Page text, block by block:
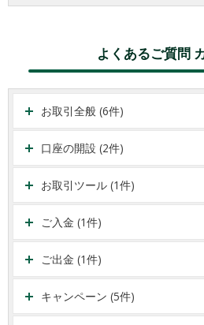
よくあるご質問
お取引全般 (6件)
口座の開設 (2件)
お取引ツール (1件)
ご入金 (1件)
ご出金 (1件)
キャンペーン (5件)